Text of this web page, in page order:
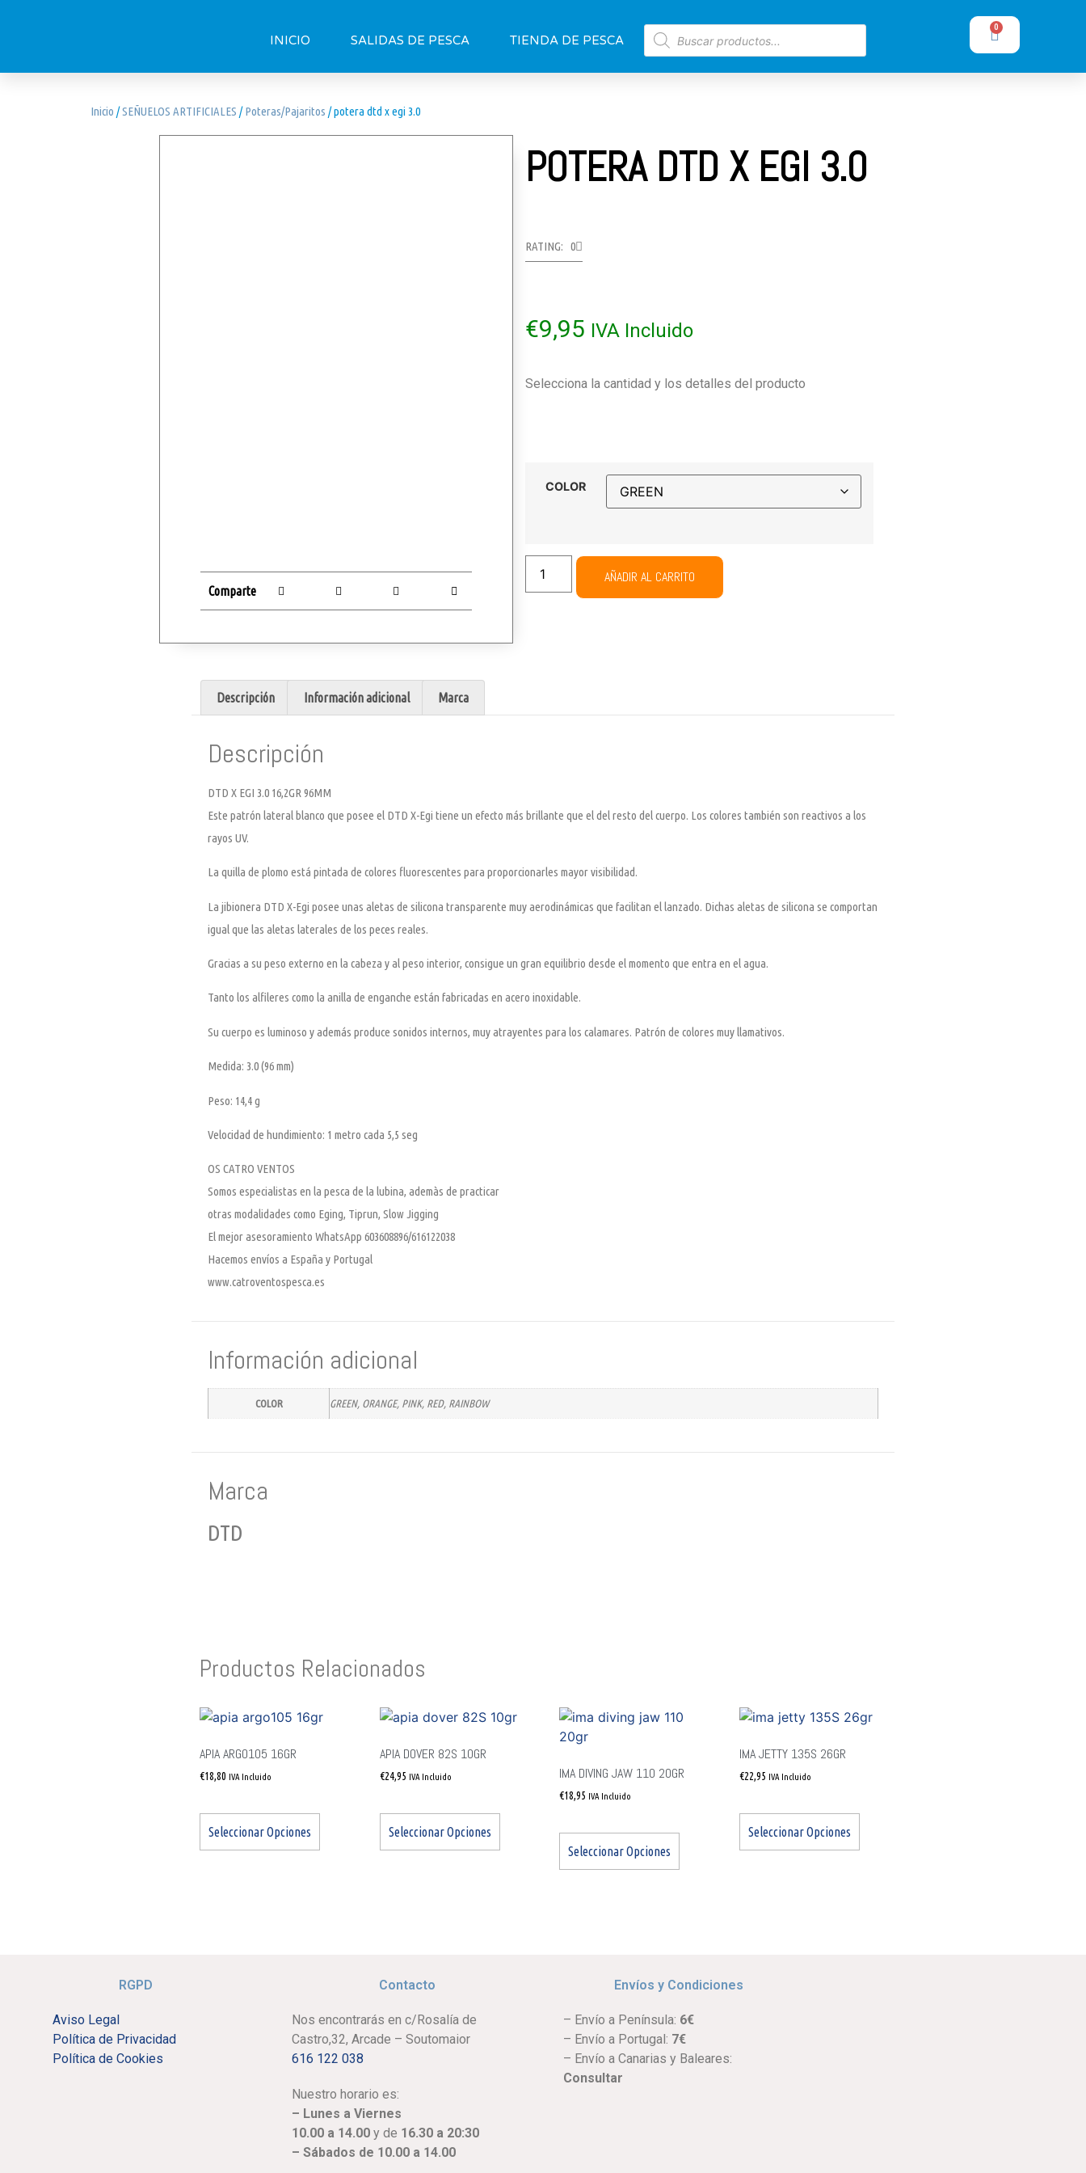
INICIO SALIDAS DE PESCA TIENDA DE PESCA
0
Inicio /SEÑUELOS ARTIFICIALES /Poteras/Pajaritos / potera dtd x egi 3.0
Comparte
POTERA DTD X EGI 3.0
RATING: 0
€9,95 IVA Incluido
Selecciona la cantidad y los detalles del producto
COLOR
AÑADIR AL CARRITO
Descripción Información adicional Marca
Descripción
DTD X EGI 3.0 16,2GR 96MM
Este patrón lateral blanco que posee el DTD X-Egi tiene un efecto más brillante que el del resto del cuerpo. Los colores también son reactivos a los
rayos UV.
La quilla de plomo está pintada de colores fluorescentes para proporcionarles mayor visibilidad.
La jibionera DTD X-Egi posee unas aletas de silicona transparente muy aerodinámicas que facilitan el lanzado. Dichas aletas de silicona se comportan
igual que las aletas laterales de los peces reales.
Gracias a su peso externo en la cabeza y al peso interior, consigue un gran equilibrio desde el momento que entra en el agua.
Tanto los alfileres como la anilla de enganche están fabricadas en acero inoxidable.
Su cuerpo es luminoso y además produce sonidos internos, muy atrayentes para los calamares. Patrón de colores muy llamativos.
Medida: 3.0 (96 mm)
Peso: 14,4 g
Velocidad de hundimiento: 1 metro cada 5,5 seg
OS CATRO VENTOS
Somos especialistas en la pesca de la lubina, ademàs de practicar
otras modalidades como Eging, Tiprun, Slow Jigging
El mejor asesoramiento WhatsApp 603608896/616122038
Hacemos envíos a España y Portugal
www.catroventospesca.es
Información adicional
COLOR GREEN, ORANGE, PINK, RED, RAINBOW
Marca
DTD
Productos Relacionados
APIA ARGO105 16GR
€18,80 IVA Incluido
Seleccionar Opciones
APIA DOVER 82S 10GR
€24,95 IVA Incluido
Seleccionar Opciones
IMA DIVING JAW 110 20GR
€18,95 IVA Incluido
Seleccionar Opciones
IMA JETTY 135S 26GR
€22,95 IVA Incluido
Seleccionar Opciones
RGPD
Aviso Legal
Política de Privacidad
Política de Cookies
Contacto
Nos encontrarás en c/Rosalía de
Castro,32, Arcade – Soutomaior
616 122 038
Nuestro horario es:
– Lunes a Viernes
10.00 a 14.00 y de 16.30 a 20:30
– Sábados de 10.00 a 14.00
Envíos y Condiciones
– Envío a Península: 6€
– Envío a Portugal: 7€
– Envío a Canarias y Baleares:
Consultar